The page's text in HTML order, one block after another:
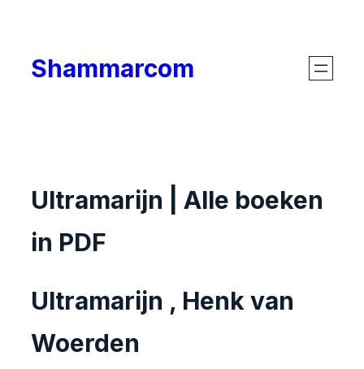
content
Shammarcom
Ultramarijn | Alle boeken
in PDF
Ultramarijn , Henk van
Woerden